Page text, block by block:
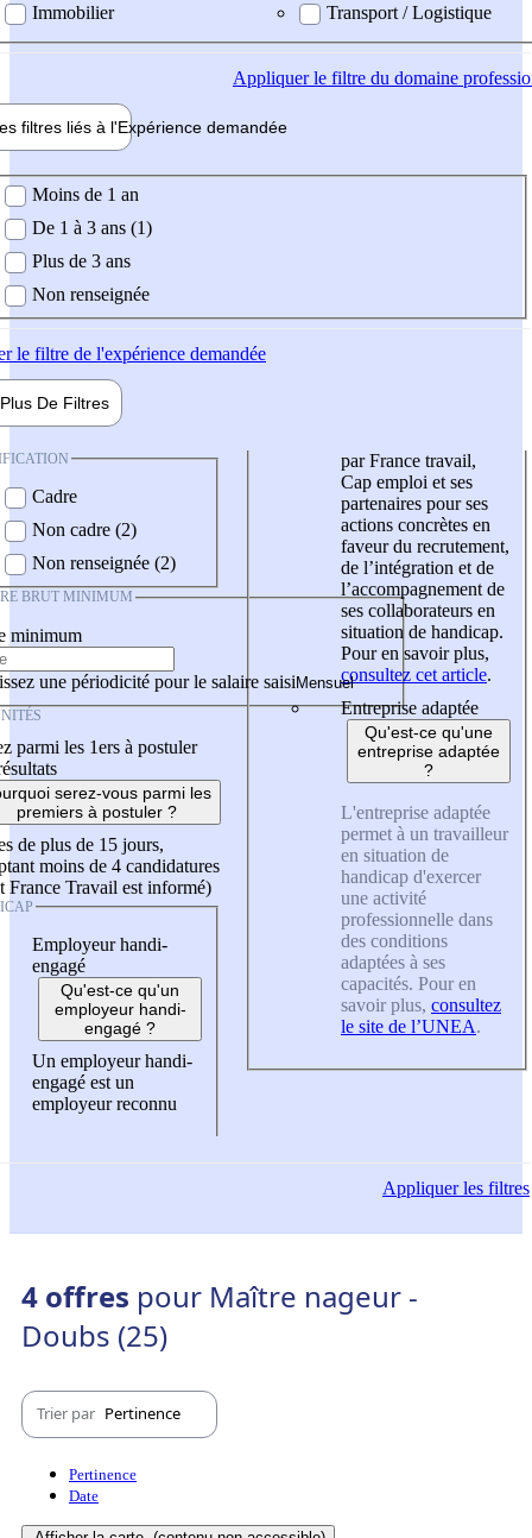
Immobilier
Transport / Logistique
Appliquerle filtre du domaine
filtres liés à l'Expérience demandée
demandée
Moins de 1 an
De 1 à 3 ans (1)
Plus de 3 ans
Non renseignée
le filtre de l'expérience demandée
Plus De Filtres
Cadre
Non cadre (2)
Non renseignée (2)
BRUT MINIMUM
minimum
une périodicité pour le salaire saisi
parmi les 1ers à postuler
serez-vous parmi les
premiers à postuler ?
de plus de 15 jours,
moins de 4 candidatures
France Travail est informé)
Employeur handi-
engagé
Qu'est-ce qu'un
employeur handi-
engagé ?
Un employeur handi-
engagé est un
employeur reconnu
par France travail,
Cap emploi et ses
partenaires pour ses
actions concrètes en
faveur du recrutement,
de l’intégration et de
l’accompagnement de
ses collaborateurs en
situation de handicap.
Pour en savoir plus,
consultez cet article.
Entreprise adaptée
Qu'est-ce qu'une
entreprise adaptée
?
L'entreprise adaptée
permet à un travailleur
en situation de
handicap d'exercer
une activité
professionnelle dans
des conditions
adaptées à ses
capacités. Pour en
savoir plus, consultez
le site de l’UNEA.
Appliquerles filtres
4 offres pour Maître nageur -
Doubs (25)
Trier par Pertinence
Pertinence
Date